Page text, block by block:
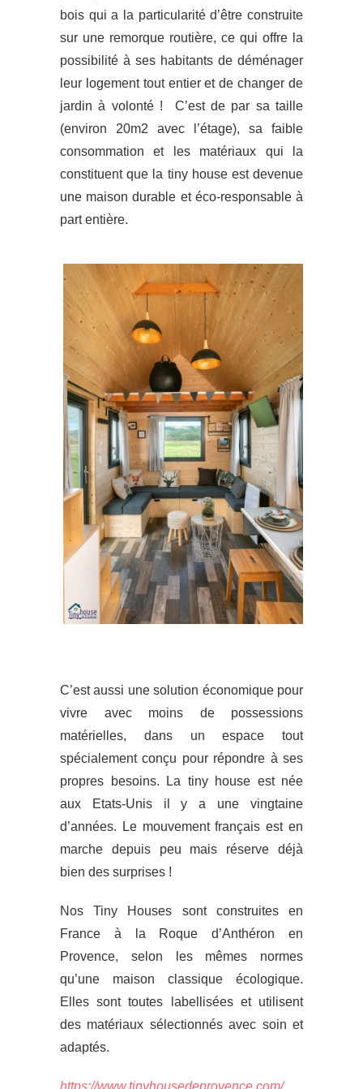
bois qui a la particularité d’être construite
sur une remorque routière, ce qui offre la
possibilité à ses habitants de déménager
leur logement tout entier et de changer de
jardin à volonté ! C’est de par sa taille
(environ 20m2 avec l’étage), sa faible
consommation et les matériaux qui la
constituent que la tiny house est devenue
une maison durable et éco-responsable à
part entière.
C’est aussi une solution économique pour
vivre avec moins de possessions
matérielles, dans un espace tout
spécialement conçu pour répondre à ses
propres besoins. La tiny house est née
aux Etats-Unis il y a une vingtaine
d’années. Le mouvement français est en
marche depuis peu mais réserve déjà
bien des surprises !
Nos Tiny Houses sont construites en
France à la Roque d’Anthéron en
Provence, selon les mêmes normes
qu’une maison classique écologique.
Elles sont toutes labellisées et utilisent
des matériaux sélectionnés avec soin et
adaptés.